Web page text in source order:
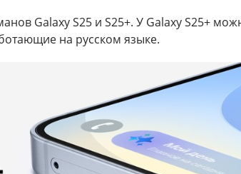
Galaxy S25 и S25+. У Galaxy S25+
на русском языке.